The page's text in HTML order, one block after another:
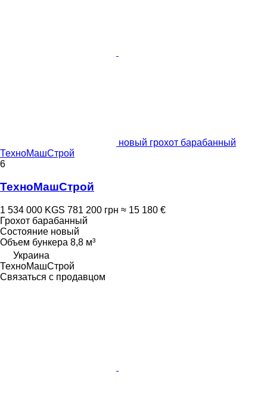
новый грохот барабанный
ТехноМашСтрой
6
ТехноМашСтрой
1 534 000 KGS 781 200 грн ≈ 15 180 €
Грохот барабанный
Состояние новый
Объем бункера 8,8 м³
Украина
ТехноМашСтрой
Связаться с продавцом